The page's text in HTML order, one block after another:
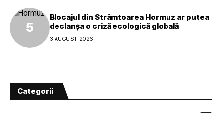
Blocajul din Strâmtoarea Hormuz ar putea
declanșa o criză ecologică globală
3 AUGUST 2026
Categorii